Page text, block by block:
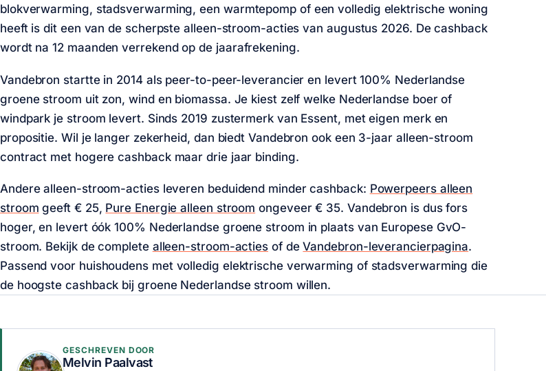
blokverwarming, stadsverwarming, een warmtepomp of een volledig elektrische woning
heeft is dit een van de scherpste alleen-stroom-acties van augustus 2026. De cashback
wordt na 12 maanden verrekend op de jaarafrekening.
Vandebron startte in 2014 als peer-to-peer-leverancier en levert 100% Nederlandse
groene stroom uit zon, wind en biomassa. Je kiest zelf welke Nederlandse boer of
windpark je stroom levert. Sinds 2019 zustermerk van Essent, met eigen merk en
propositie. Wil je langer zekerheid, dan biedt Vandebron ook een 3-jaar alleen-stroom
contract met hogere cashback maar drie jaar binding.
Andere alleen-stroom-acties leveren beduidend minder cashback: Powerpeers alleen
stroom geeft € 25, Pure Energie alleen stroom ongeveer € 35. Vandebron is dus fors
hoger, en levert óók 100% Nederlandse groene stroom in plaats van Europese GvO-
stroom. Bekijk de complete alleen-stroom-acties of deVandebron-leverancierpagina.
Passend voor huishoudens met volledig elektrische verwarming of stadsverwarming die
de hoogste cashback bij groene Nederlandse stroom willen.
GESCHREVEN DOOR
Melvin Paalvast